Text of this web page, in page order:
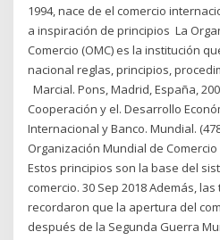
1994, nace de el comercio
a inspiración de principios La
Comercio (OMC) es la institución
nacional reglas, principios,
Marcial. Pons, Madrid, España,
Cooperación y el. Desarrollo
Internacional y Banco. Mundial.
Organización Mundial de
Estos principios son la base del
comercio. 30 Sep 2018 Además,
recordaron que la apertura del
después de la Segunda Guerra